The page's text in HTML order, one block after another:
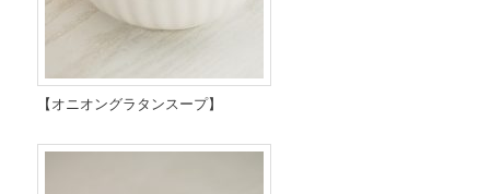
【オニオングラタンスープ】